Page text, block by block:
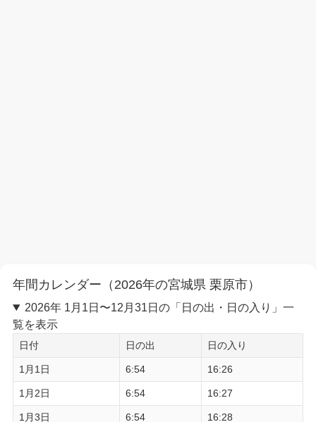
年間カレンダー（2026年の宮城県 栗原市）
2026年 1月1日〜12月31日の「日の出・日の入り」一
覧を表示
日付 日の出 日の入り
1月1日 6:54 16:26
1月2日 6:54 16:27
1月3日 6:54 16:28